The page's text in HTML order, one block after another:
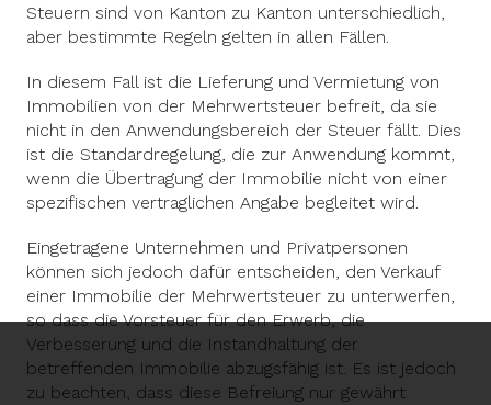
Steuern sind von Kanton zu Kanton unterschiedlich,
aber bestimmte Regeln gelten in allen Fällen.
In diesem Fall ist die Lieferung und Vermietung von
Immobilien von der Mehrwertsteuer befreit, da sie
nicht in den Anwendungsbereich der Steuer fällt. Dies
ist die Standardregelung, die zur Anwendung kommt,
wenn die Übertragung der Immobilie nicht von einer
spezifischen vertraglichen Angabe begleitet wird.
Eingetragene Unternehmen und Privatpersonen
können sich jedoch dafür entscheiden, den Verkauf
einer Immobilie der Mehrwertsteuer zu unterwerfen,
so dass die Vorsteuer für den Erwerb, die
Verbesserung und die Instandhaltung der
betreffenden Immobilie abzugsfähig ist. Es ist jedoch
zu beachten, dass diese Befreiung nur gewährt